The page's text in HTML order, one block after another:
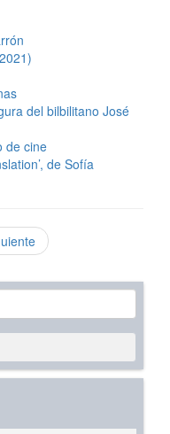
del bilbilitano José
de cine
de Sofía